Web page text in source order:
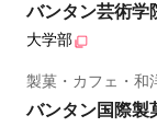
バンタン芸術学
大学部
製菓・カフェ・和
バンタン国際製